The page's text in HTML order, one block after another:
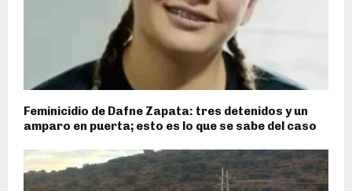
Feminicidio de Dafne Zapata: tres detenidos y un
amparo en puerta; esto es lo que se sabe del caso